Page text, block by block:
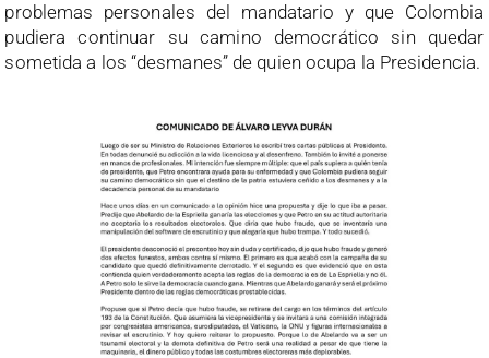
problemas personales del mandatario y que Colombia
pudiera continuar su camino democrático sin quedar
sometida a los “desmanes” de quien ocupa la Presidencia.